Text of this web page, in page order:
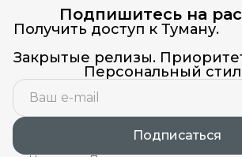
Подпишитесь на
Получить доступ к Туману.
Закрытые релизы.
Персональный
Подписаться